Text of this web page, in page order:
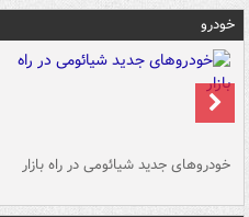
خودرو
خودروهای جدید شیائومی در راه بازار